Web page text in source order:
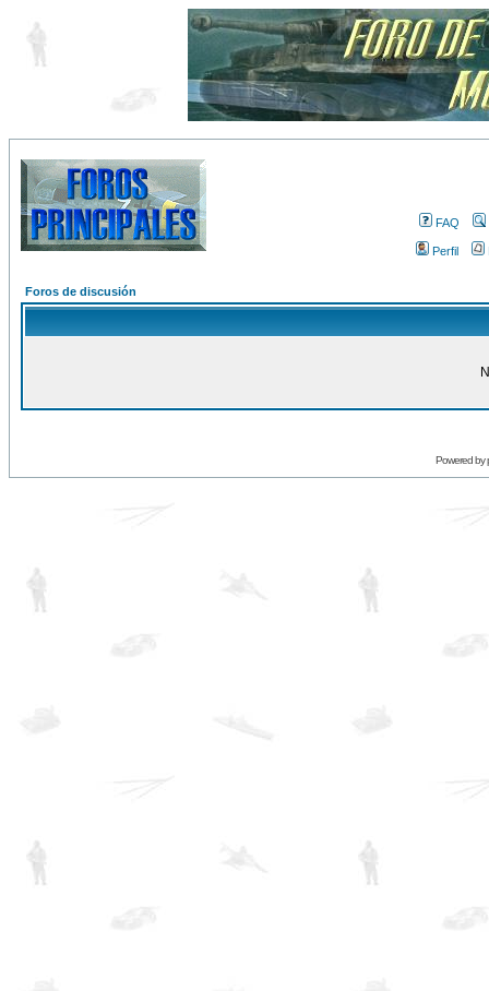
FAQ
Perfil
Foros de discusión
Powered by